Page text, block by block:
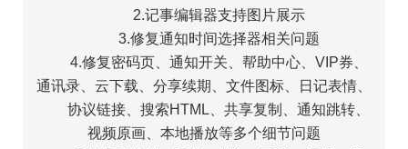
2.记事编辑器支持图片展示
3.修复通知时间选择器相关问题
4.修复密码页、通知开关、帮助中心、VIP券、
通讯录、云下载、分享续期、文件图标、日记表情、
协议链接、搜索HTML、共享复制、通知跳转、
视频原画、本地播放等多个细节问题